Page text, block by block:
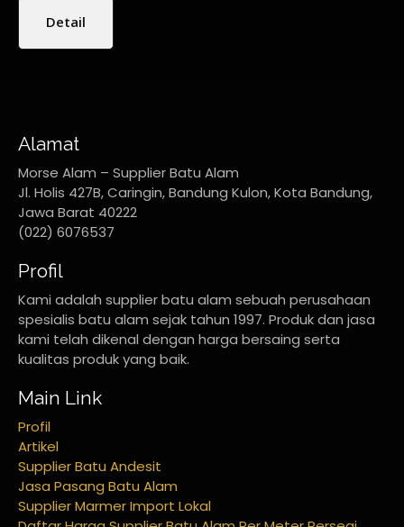
Detail
Alamat
Morse Alam – Supplier Batu Alam
Jl. Holis 427B, Caringin, Bandung Kulon, Kota Bandung,
Jawa Barat 40222
(022) 6076537
Profil
Kami adalah supplier batu alam sebuah perusahaan
spesialis batu alam sejak tahun 1997. Produk dan jasa
kami telah dikenal dengan harga bersaing serta
kualitas produk yang baik.
Main Link
Profil
Artikel
Supplier Batu Andesit
Jasa Pasang Batu Alam
Supplier Marmer Import Lokal